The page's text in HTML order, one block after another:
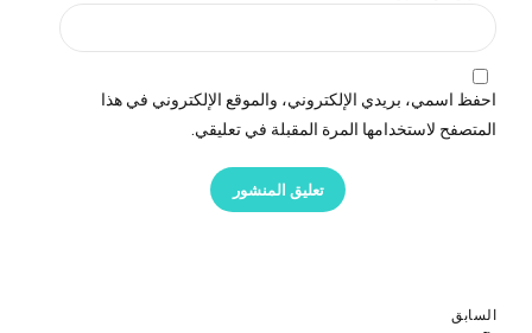
احفظ اسمي، بريدي الإلكتروني، والموقع الإلكتروني في هذا
المتصفح لاستخدامها المرة المقبلة في تعليقي.
تعليق المنشور
السابق